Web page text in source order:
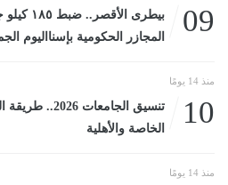
09
بيطرى
المجازر الحكومية بإسنااليوم الجمعة، 4 أبريل 2025
منذ 14 يومًا
10
تنسيق
الخاصة والأهلية
منذ 14 يومًا